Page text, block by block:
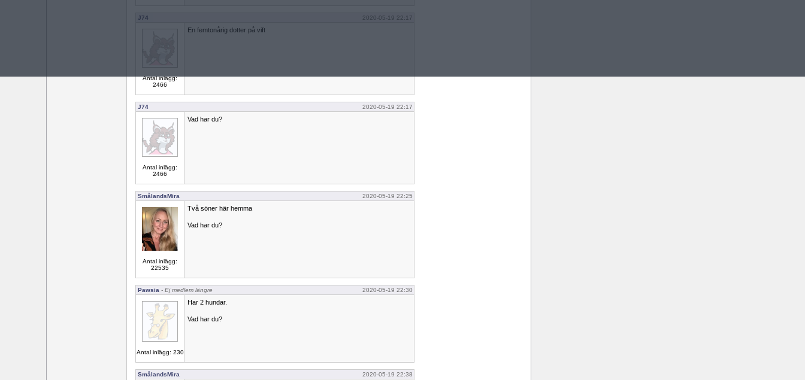
J74 2020-05-19 22:17
Antal inlägg:
2466
En femtonårig dotter på vift
J74 2020-05-19 22:17
Antal inlägg:
2466
Vad har du?
SmålandsMira 2020-05-19 22:25
Antal inlägg:
22535
Två söner här hemma
Vad har du?
Pawsia - Ej medlem längre 2020-05-19 22:30
Antal inlägg: 230
Har 2 hundar.
Vad har du?
SmålandsMira 2020-05-19 22:38